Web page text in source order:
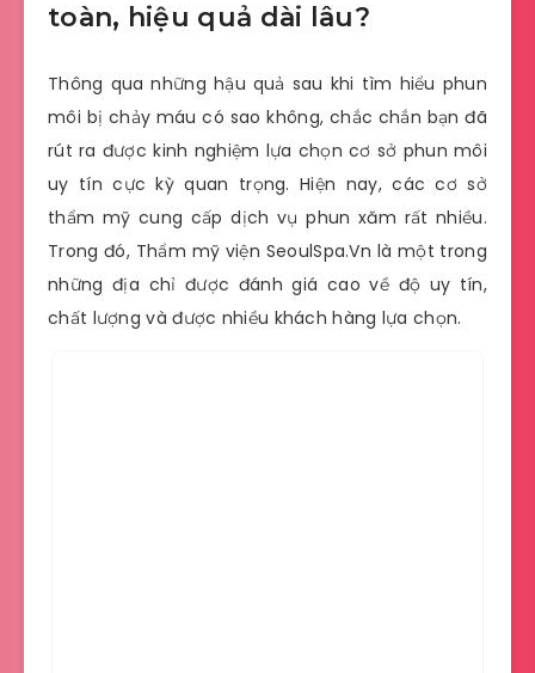
toàn, hiệu quả dài lâu?
Thông qua những hậu quả sau khi tìm hiểu phun
môi bị chảy máu có sao không, chắc chắn bạn đã
rút ra được kinh nghiệm lựa chọn cơ sở phun môi
uy tín cực kỳ quan trọng. Hiện nay, các cơ sở
thẩm mỹ cung cấp dịch vụ phun xăm rất nhiều.
Trong đó, Thẩm mỹ viện SeoulSpa.Vn là một trong
những địa chỉ được đánh giá cao về độ uy tín,
chất lượng và được nhiều khách hàng lựa chọn.